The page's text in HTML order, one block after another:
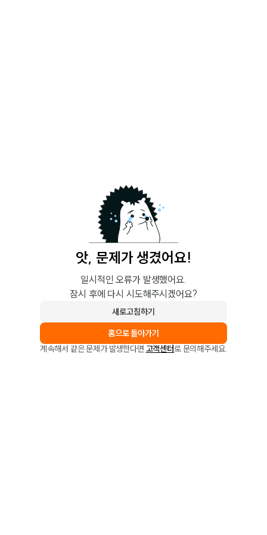
앗, 문제가 생겼어요!
일시적인 오류가 발생했어요.
잠시 후에 다시 시도해주시겠어요?
새로고침하기
홈으로 돌아가기
계속해서 같은 문제가 발생한다면 고객센터로 문의해주세요.